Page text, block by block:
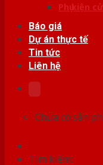
Phụ kiện
Báo giá
Dự án thực tế
Tin tức
Liên hệ
Chưa có sản
Tìm kiếm: